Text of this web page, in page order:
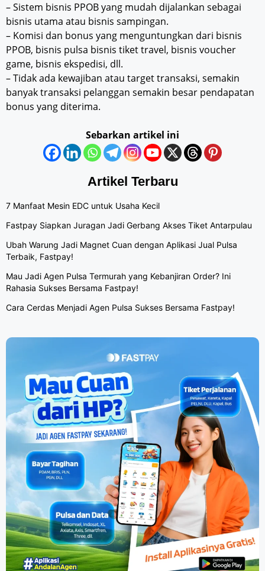
– Sistem bisnis PPOB yang mudah dijalankan sebagai
bisnis utama atau bisnis sampingan.
– Komisi dan bonus yang menguntungkan dari bisnis
PPOB, bisnis pulsa bisnis tiket travel, bisnis voucher
game, bisnis ekspedisi, dll.
– Tidak ada kewajiban atau target transaksi, semakin
banyak transaksi pelanggan semakin besar pendapatan
bonus yang diterima.
Sebarkan artikel ini
Artikel Terbaru
7 Manfaat Mesin EDC untuk Usaha Kecil
Fastpay Siapkan Juragan Jadi Gerbang Akses Tiket Antarpulau
Ubah Warung Jadi Magnet Cuan dengan Aplikasi Jual Pulsa
Terbaik, Fastpay!
Mau Jadi Agen Pulsa Termurah yang Kebanjiran Order? Ini
Rahasia Sukses Bersama Fastpay!
Cara Cerdas Menjadi Agen Pulsa Sukses Bersama Fastpay!